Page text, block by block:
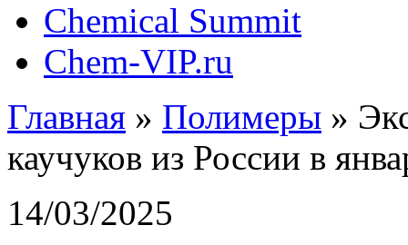
Chemical Summit
Chem-VIP.ru
Главная » Полимеры »
каучуков из России в
14/03/2025